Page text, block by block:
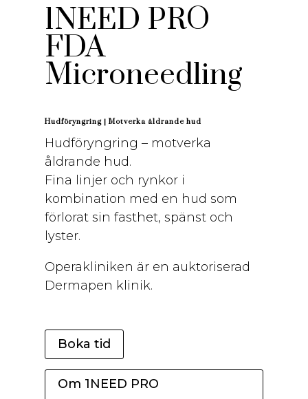
1NEED PRO
FDA
Microneedling
Hudföryngring | Motverka åldrande hud
Hudföryngring – motverka
åldrande hud.
Fina linjer och rynkor i
kombination med en hud som
förlorat sin fasthet, spänst och
lyster.
Operakliniken är en auktoriserad
Dermapen klini k.
Boka tid
Om 1NEED PRO